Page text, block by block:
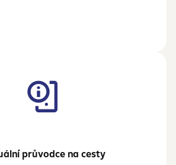
průvodce na cesty